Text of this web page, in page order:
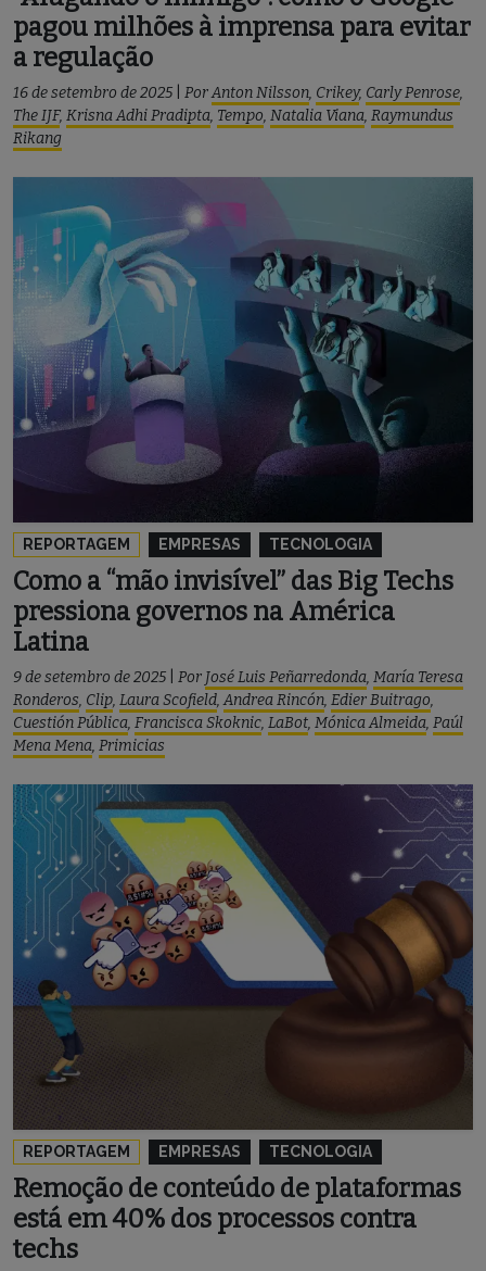
pagou milhões à imprensa para evitar
a regulação
16 de setembro de 2025 PorAnton Nilsson, Crikey, Carly Penrose,
The IJF, Krisna Adhi Pradipta, Tempo, Natalia Viana, Raymundus
Rikang
REPORTAGEM EMPRESAS TECNOLOGIA
Como a “mão invisível” das Big Techs
pressiona governos na América
Latina
9 de setembro de 2025 Por José Luis Peñarredonda, María Teresa
Ronderos, Clip, Laura Scofield,Andrea Rincón, Edier Buitrago,
Cuestión Pública, Francisca Skoknic, LaBot, Mónica Almeida, Paúl
Mena Mena, Primicias
REPORTAGEM EMPRESAS TECNOLOGIA
Remoção de conteúdo de plataformas
está em 40% dos processos contra
techs